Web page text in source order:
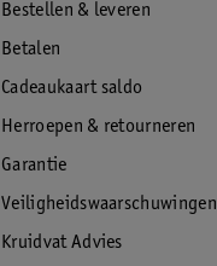
Bestellen & leveren
Betalen
Cadeaukaart saldo
Herroepen & retourneren
Garantie
Veiligheidswaarschuwingen
Kruidvat Advies